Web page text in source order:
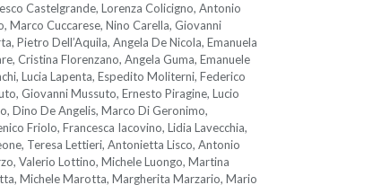
Castelgrande, Lorenza Colicigno, Antonio
Marco Cuccarese, Nino Carella, Giovanni
Pietro Dell’Aquila, Angela De Nicola, Emanuela
Cristina Florenzano, Angela Guma, Emanuele
Lucia Lapenta, Espedito Moliterni, Federico
Giovanni Mussuto, Ernesto Piragine, Lucio
Dino De Angelis, Marco Di Geronimo,
Friolo, Francesca Iacovino, Lidia Lavecchia,
Teresa Lettieri, Antonietta Lisco, Antonio
Valerio Lottino, Michele Luongo, Martina
Michele Marotta, Margherita Marzario, Mario